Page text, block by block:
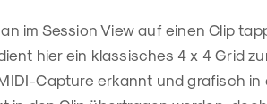
im Session View auf einen Clip
hier ein klassisches 4 x 4 Grid
Capture erkannt und grafisch in